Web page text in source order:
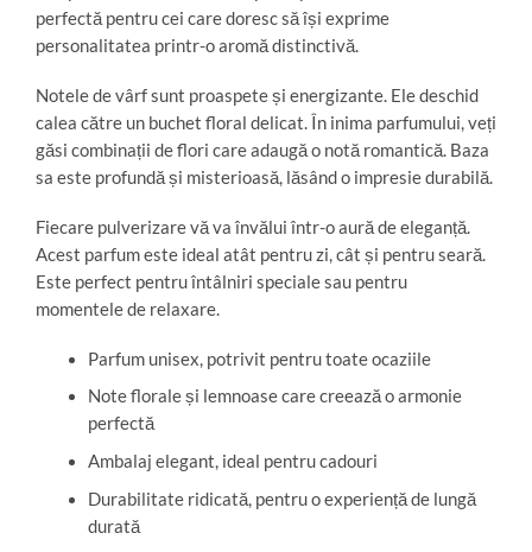
perfectă pentru cei care doresc să își exprime
personalitatea printr-o aromă distinctivă.
Notele de vârf sunt proaspete și energizante. Ele deschid
calea către un buchet floral delicat. În inima parfumului, veți
găsi combinații de flori care adaugă o notă romantică. Baza
sa este profundă și misterioasă, lăsând o impresie durabilă.
Fiecare pulverizare vă va învălui într-o aură de eleganță.
Acest parfum este ideal atât pentru zi, cât și pentru seară.
Este perfect pentru întâlniri speciale sau pentru
momentele de relaxare.
Parfum unisex, potrivit pentru toate ocaziile
Note florale și lemnoase care creează o armonie
perfectă
Ambalaj elegant, ideal pentru cadouri
Durabilitate ridicată, pentru o experiență de lungă
durată